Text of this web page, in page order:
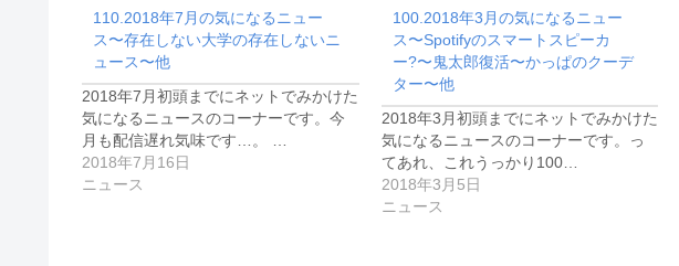
110.2018年7月の気になるニュー
ス〜存在しない大学の存在しないニ
ュース〜他
2018年7月初頭までにネットでみかけた
気になるニュースのコーナーです。今
月も配信遅れ気味です…。 …
2018年7月16日
ニュース
100.2018年3月の気になるニュー
ス〜Spotifyのスマートスピーカ
ー?〜鬼太郎復活〜かっぱのクーデ
ター〜他
2018年3月初頭までにネットでみかけた
気になるニュースのコーナーです。っ
てあれ、これうっかり100…
2018年3月5日
ニュース